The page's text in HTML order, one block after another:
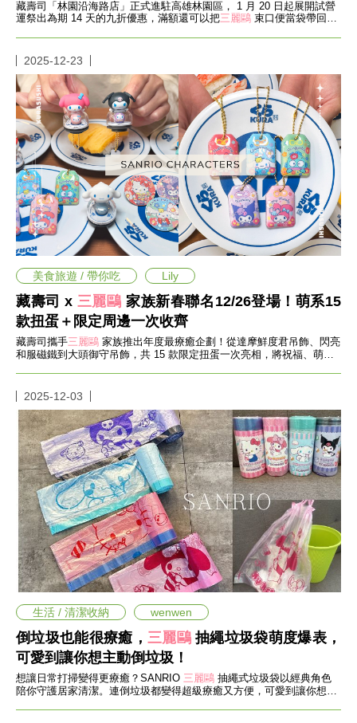
瘦
身
運
健
身
名
人
教
學
瘦
身
菜
單
窈
窕
計
畫
優
惠
新
知
時
事
活
熱
門
新
鮮
事
優
惠
懶
人
包
購
首
關
於
歡
藏壽司「林園沿海路店」正式進駐高雄林園區， 1 月 20 日起展開試營
運祭出為期 14 天的九折優惠，滿額還可以把三麗鷗 束口便當袋帶回
2025-12-23
藏壽司 x 三麗鷗家族新春聯名12/26登場！萌系15
款扭蛋＋限定周邊一次收齊
藏壽司攜手三麗鷗 家族推出年度最療癒企劃！從達摩鮮度君吊飾、閃亮
和服磁鐵到大頭御守吊飾，共 15 款限定扭蛋一次亮相，將祝福、萌
美食旅遊 / 帶你吃 Lily
2025-12-03
倒垃圾也能很療癒， 三麗鷗抽繩垃圾袋萌度爆表，
可愛到讓你想主動倒垃圾！
想讓日常打掃變得更療癒？SANRIO 三麗鷗 抽繩式垃圾袋以經典角色
陪你守護居家清潔。連倒垃圾都變得超級療癒又方便，可愛到讓你想主
生活 / 清潔收納 wenwen